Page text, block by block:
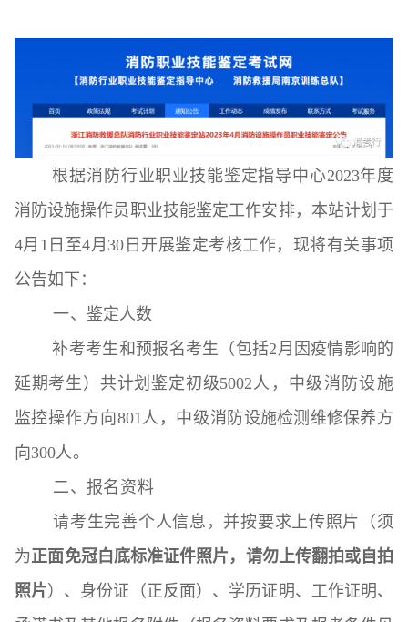
根据消防行业职业技能鉴定指导中心2023年度
消防设施操作员职业技能鉴定工作安排，本站计划于
4月1日至4月30日开展鉴定考核工作，现将有关事项
公告如下：
一、鉴定人数
补考考生和预报名考生（包括2月因疫情影响的
延期考生）共计划鉴定初级5002人，中级消防设施
监控操作方向801人，中级消防设施检测维修保养方
向300人。
二、 报名资料
请考生完善个人信息，并按要求上传照片（须
为正面免冠白底标准证件照片，请勿上传翻拍或自拍
照片）、身份证（正反面）、学历证明、工作证明、